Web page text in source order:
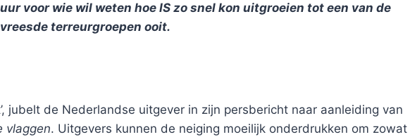
voor wie wil weten hoe IS zo snel kon uitgroeien tot een van de
terreurgroepen ooit.
jubelt de Nederlandse uitgever in zijn persbericht naar aanleiding van
vlaggen. Uitgevers kunnen de neiging moeilijk onderdrukken om zowat